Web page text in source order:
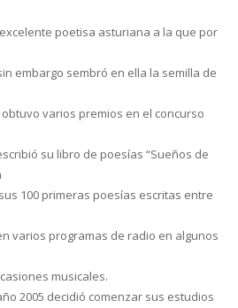
poetisa asturiana a la que por
embargo sembró en ella la semilla de
varios premios en el concurso
su libro de poesías “Sueños de
100 primeras poesías escritas entre
varios programas de radio en algunos
musicales.
2005 decidió comenzar sus estudios